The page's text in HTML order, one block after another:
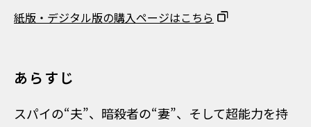
紙版・デジタル版の購入ページはこちら
あらすじ
スパイの“夫”、暗殺者の“妻”、そして超能力を持